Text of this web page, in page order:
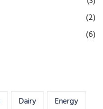
(2)
(6)
Dairy
Energy